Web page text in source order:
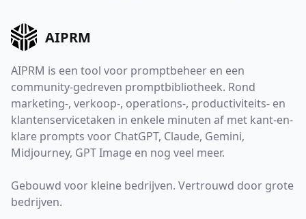
AIPRM
AIPRM is een tool voor promptbeheer en een
community-gedreven promptbibliotheek. Rond
marketing-, verkoop-, operations-, productiviteits- en
klantenservicetaken in enkele minuten af met kant-en-
klare prompts voor ChatGPT, Claude, Gemini,
Midjourney, GPT Image en nog veel meer.
Gebouwd voor kleine bedrijven. Vertrouwd door grote
bedrijven.